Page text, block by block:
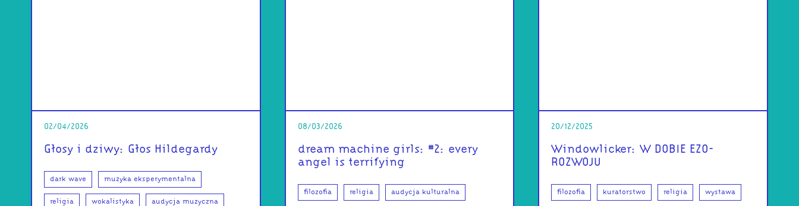
02/04/2026
Głosy i dziwy: Głos Hildegardy
dark wave muzyka eksperymentalna
religia wokalistyka audycja muzyczna
08/03/2026
dream machine girls: #2: every
angel is terrifying
filozofia religia audycja kulturalna
20/12/2025
Windowlicker: W DOBIE EZO-
ROZWOJU
filozofia kuratorstwo religia wystawa